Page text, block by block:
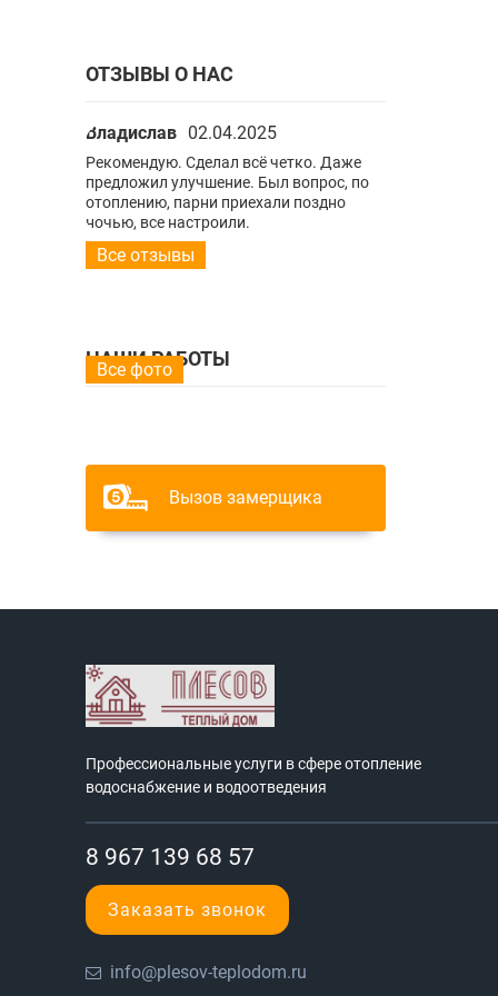
ОТЗЫВЫ О НАС
Владислав 02.04.2025
Рекомендую. Сделал всё четко. Даже
предложил улучшение. Был вопрос, по
отоплению, парни приехали поздно
ночью, все настроили.
Все отзывы
НАШИ РАБОТЫ
Все фото
Вызов замерщика
Профессиональные услуги в сфере отопление
водоснабжение и водоотведения
8 967 139 68 57
Заказать звонок
info@plesov-teplodom.ru